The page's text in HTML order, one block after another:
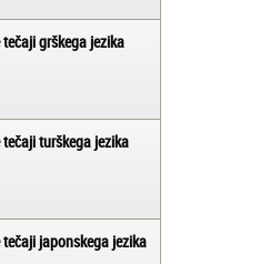
tečaji grškega jezika
tečaji turškega jezika
tečaji japonskega jezika